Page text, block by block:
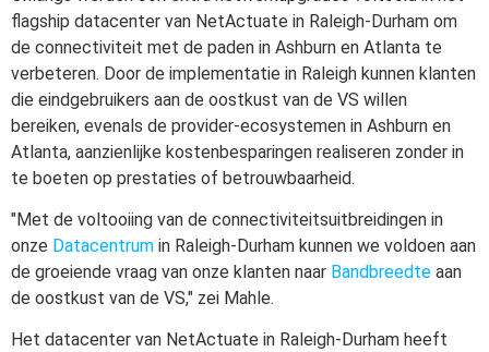
flagship datacenter van NetActuate in Raleigh-Durham om
de connectiviteit met de paden in Ashburn en Atlanta te
verbeteren. Door de implementatie in Raleigh kunnen klanten
die eindgebruikers aan de oostkust van de VS willen
bereiken, evenals de provider-ecosystemen in Ashburn en
Atlanta, aanzienlijke kostenbesparingen realiseren zonder in
te boeten op prestaties of betrouwbaarheid.
"Met de voltooiing van de connectiviteitsuitbreidingen in
onze Datacentrum in Raleigh-Durham kunnen we voldoen aan
de groeiende vraag van onze klanten naar Bandbreedte aan
de oostkust van de VS," zei Mahle.
Het datacenter van NetActuate in Raleigh-Durham heeft